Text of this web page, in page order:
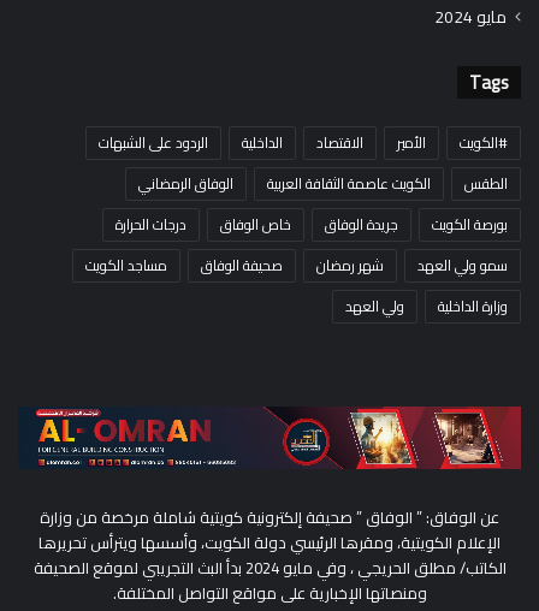
مايو 2024
Tags
#الكويت الأمير الاقتصاد الداخلية
الردود على الشبهات
الطقس
الكويت عاصمة الثقافة العربية
الوفاق الرمضاني
بورصة الكويت
جريدة الوفاق خاص الوفاق
درجات الحرارة
سمو ولي العهد
شهر رمضان صحيفة الوفاق
مساجد الكويت
وزارة الداخلية
ولي العهد
عن الوفاق: ” الوفاق ” صحيفة إلكترونية كويتية شاملة مرخصة من وزارة
الإعلام الكويتية، ومقرها الرئيسي دولة الكويت، وأسسها ويترأس تحريرها
الكاتب/ مطلق الحريجي ، وفي مايو 2024 بدأ البث التجريبي لموقع الصحيفة
ومنصاتها الإخبارية على مواقع التواصل المختلفة.